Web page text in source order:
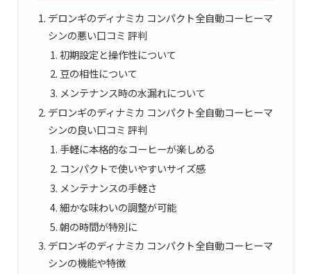
デロンギのディナミカ コンパクト全自動コーヒーマ
シンの悪い口コミ 評判
初期設定と操作性について
豆の相性について
メンテナンス時の水漏れについて
デロンギのディナミカ コンパクト全自動コーヒーマ
シンの良い口コミ 評判
手軽に本格的なコーヒーが楽しめる
コンパクトで使いやすいサイズ感
メンテナンスの手軽さ
細かな味わいの調整が可能
朝の時間が特別に
デロンギのディナミカ コンパクト全自動コーヒーマ
シンの機能や特徴